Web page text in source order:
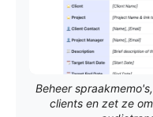
Beheer
clients en zet ze